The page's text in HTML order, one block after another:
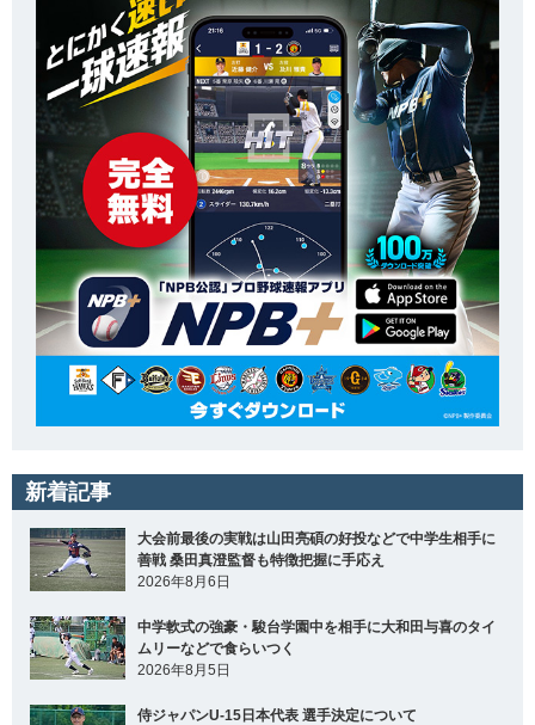
新着記事
大会前最後の実戦は山田亮碩の好投などで中学生相手に
善戦 桑田真澄監督も特徴把握に手応え
2026年8月6日
中学軟式の強豪・駿台学園中を相手に大和田与喜のタイ
ムリーなどで食らいつく
2026年8月5日
侍ジャパンU-15日本代表 選手決定について